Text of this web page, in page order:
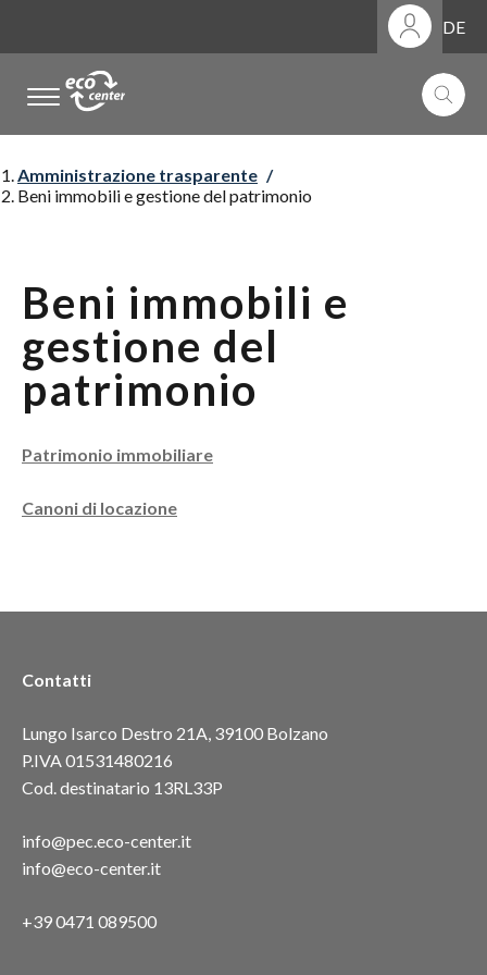
DE
..
Amministrazione trasparente
Beni immobili e gestione del patrimonio
Beni immobili e
gestione del
patrimonio
Patrimonio immobiliare
Canoni di locazione
Contatti
Lungo Isarco Destro 21A, 39100 Bolzano
P.IVA 01531480216
Cod. destinatario 13RL33P
info@pec.eco-center.it
info@eco-center.it
+39 0471 089500